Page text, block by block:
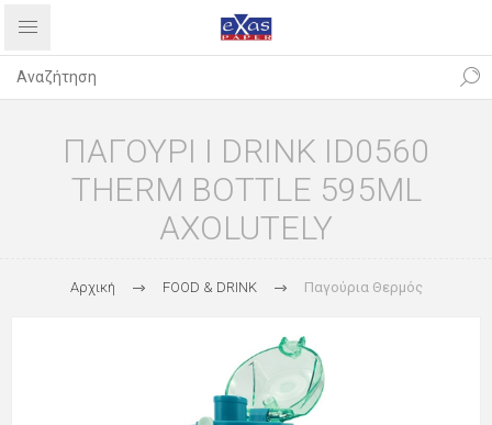
ΠΑΓΟΥΡΙ I DRINK ID0560
THERM BOTTLE 595ML
AXOLUTELY
Αρχική FOOD & DRINK Παγούρια Θερμός